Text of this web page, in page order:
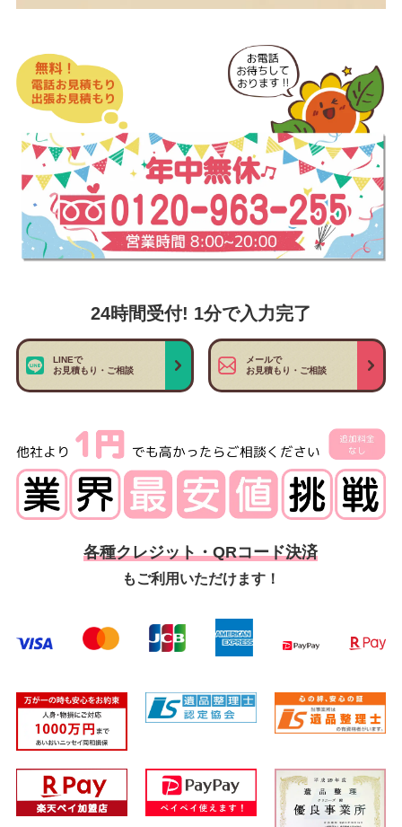
24時間受付! 1分で入力完了
LINEで
お見積もり・ご相談
メールで
お見積もり・ご相談
各種クレジット・QRコード決済
もご利用いただけます！